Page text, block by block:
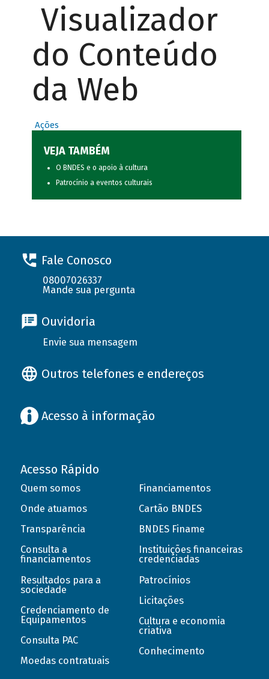
Visualizador
do Conteúdo
da Web
Ações
VEJA TAMBÉM
O BNDES e o apoio à cultura
Patrocínio a eventos culturais
Fale Conosco
08007026337
Mande sua pergunta
Ouvidoria
Envie sua mensagem
Outros telefones e endereços
Acesso à informação
Acesso Rápido
Quem somos
Onde atuamos
Transparência
Consulta a
financiamentos
Resultados para a
sociedade
Credenciamento de
Equipamentos
Consulta PAC
Moedas contratuais
Financiamentos
Cartão BNDES
BNDES Finame
Instituições financeiras
credenciadas
Patrocínios
Licitações
Cultura e economia
criativa
Conhecimento